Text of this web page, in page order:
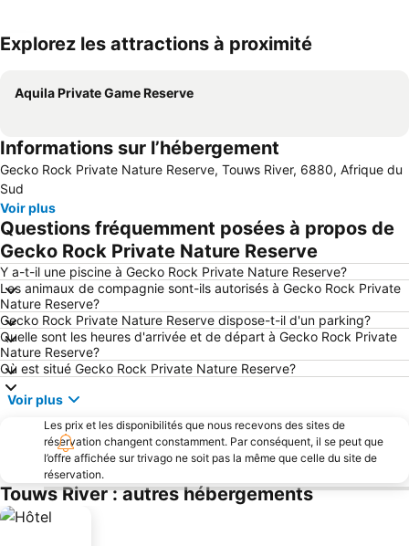
Explorez les attractions à proximité
Aquila Private Game Reserve
Informations sur l’hébergement
Gecko Rock Private Nature Reserve, Touws River, 6880, Afrique du
Sud
Voir plus
Questions fréquemment posées à propos de
Gecko Rock Private Nature Reserve
Y a-t-il une piscine à Gecko Rock Private Nature Reserve?
Les animaux de compagnie sont-ils autorisés à Gecko Rock Private
Nature Reserve?
Gecko Rock Private Nature Reserve dispose-t-il d'un parking?
Quelle sont les heures d'arrivée et de départ à Gecko Rock Private
Nature Reserve?
Où est situé Gecko Rock Private Nature Reserve?
Voir plus
Les prix et les disponibilités que nous recevons des sites de
réservation changent constamment. Par conséquent, il se peut que
l’offre affichée sur trivago ne soit pas la même que celle du site de
réservation.
Touws River : autres hébergements